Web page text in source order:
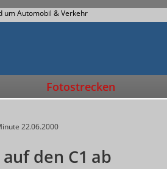
um Automobil & Verkehr
Fotostrecken
22.06.2000
den C1 ab